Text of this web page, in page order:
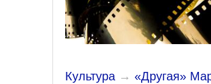
Культура → «Другая»